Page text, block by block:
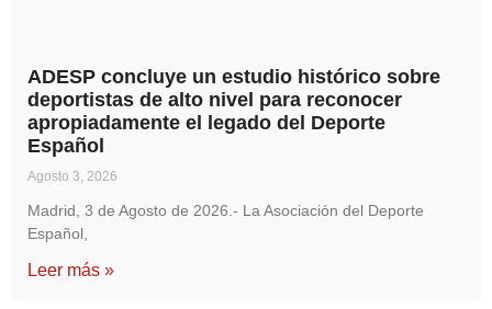
ADESP concluye un estudio histórico sobre
deportistas de alto nivel para reconocer
apropiadamente el legado del Deporte
Español
Agosto 3, 2026
Madrid, 3 de Agosto de 2026.- La Asociación del Deporte
Español,
Leer más »